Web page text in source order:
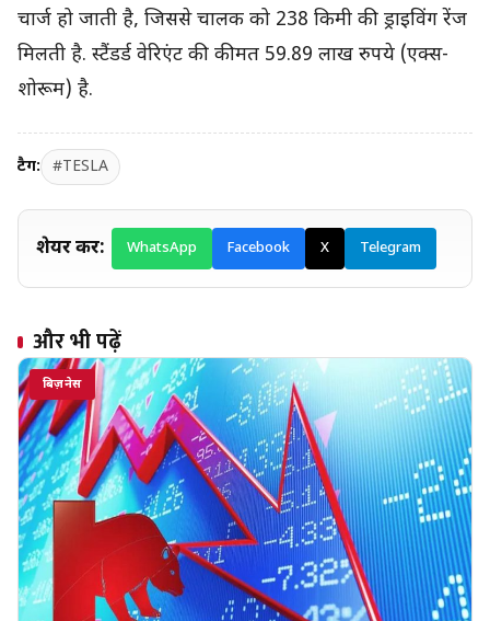
चार्ज हो जाती है, जिससे चालक को 238 किमी की ड्राइविंग रेंज
मिलती है. स्टैंडर्ड वेरिएंट की कीमत 59.89 लाख रुपये (एक्स-
शोरूम) है.
टैग: #TESLA
शेयर करें: WhatsApp Facebook X Telegram
और भी पढ़ें
बिज़नेस